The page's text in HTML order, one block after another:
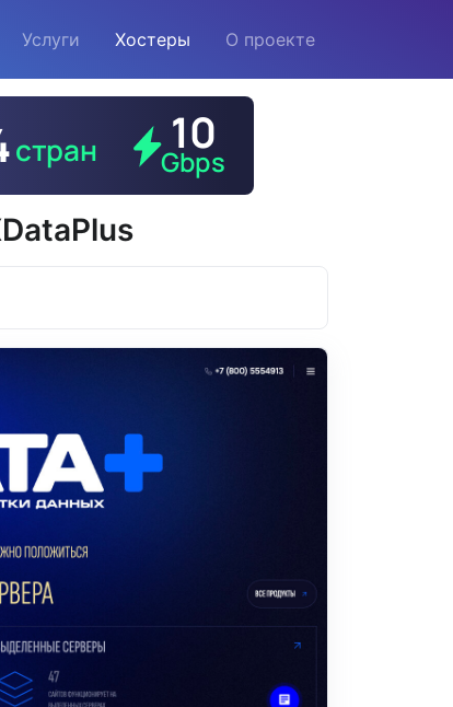
Услуги Хостеры О проекте